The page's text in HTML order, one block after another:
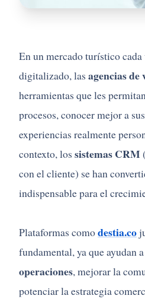
En un mercado turístico
digitalizado, las agencias de
herramientas que les
procesos, conocer mejor a
experiencias realmente
contexto, los sistemas CRM
con el cliente) se han
indispensable para el
Plataformas comodestia.co
fundamental, ya que ayudan a
operaciones, mejorar la
potenciar la estrategia